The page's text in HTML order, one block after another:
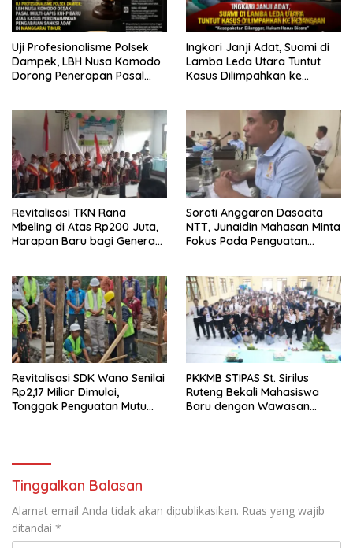
Uji Profesionalisme Polsek
Dampek, LBH Nusa Komodo
Dorong Penerapan Pasal
Pengabaian Sanksi Adat
Ingkari Janji Adat, Suami di
Lamba Leda Utara Tuntut
Kasus Dilimpahkan ke
Revitalisasi TKN Rana
Mbeling di Atas Rp200 Juta,
Harapan Baru bagi Generasi
Soroti Anggaran Dasacita
NTT, Junaidin Mahasan Minta
Fokus Pada Penguatan
Revitalisasi SDK Wano Senilai
Rp2,17 Miliar Dimulai,
Tonggak Penguatan Mutu
PKKMB STIPAS St. Sirilus
Ruteng Bekali Mahasiswa
Baru dengan Wawasan
Tinggalkan Balasan
Alamat email Anda tidak akan dipublikasikan. Ruas yang wajib
ditandai *